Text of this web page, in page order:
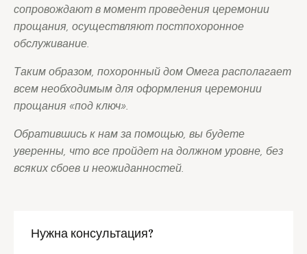
сопровождают в момент проведения церемонии
прощания, осуществляют постпохоронное
обслуживание.
Таким образом, похоронный дом Омега располагает
всем необходимым для оформления церемонии
прощания «под ключ».
Обратившись к нам за помощью, вы будете
уверенны, что все пройдет на должном уровне, без
всяких сбоев и неожиданностей.
Нужна консультация?